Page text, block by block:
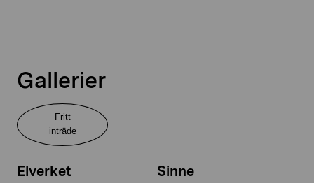
Gallerier
Fritt
inträde
Elverket Sinne